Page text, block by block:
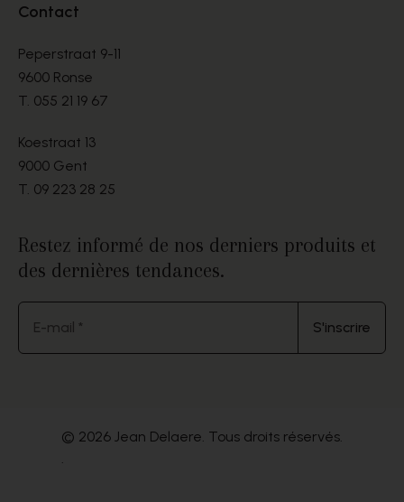
Contact
Peperstraat 9-11
9600 Ronse
T. 055 21 19 67
Koestraat 13
9000 Gent
T. 09 223 28 25
Restez informé de nos derniers produits et
des dernières tendances.
E-mail * S'inscrire
© 2026 Jean Delaere. Tous droits réservés.
.